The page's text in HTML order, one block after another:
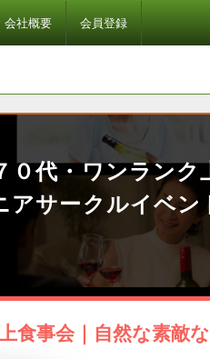
会社概要 会員登録
０代・ワンランク
アサークルイベン
食事会｜自然な素敵